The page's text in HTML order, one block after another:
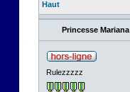
Haut
Princesse Mariana
Rulezzzzz